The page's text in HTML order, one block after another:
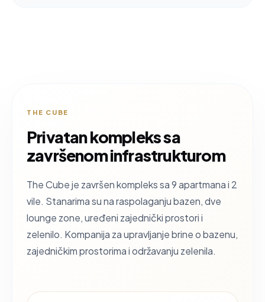
THE CUBE
Privatan kompleks sa
završenom infrastrukturom
The Cube je završen kompleks sa 9 apartmana i 2
vile. Stanarima su na raspolaganju bazen, dve
lounge zone, uređeni zajednički prostori i
zelenilo. Kompanija za upravljanje brine o bazenu,
zajedničkim prostorima i održavanju zelenila.